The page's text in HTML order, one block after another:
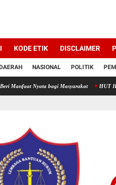
KODE ETIK DISCLAIMER
DAERAH NASIONAL POLITIK
bagi Masyarakat HUT HNP Law